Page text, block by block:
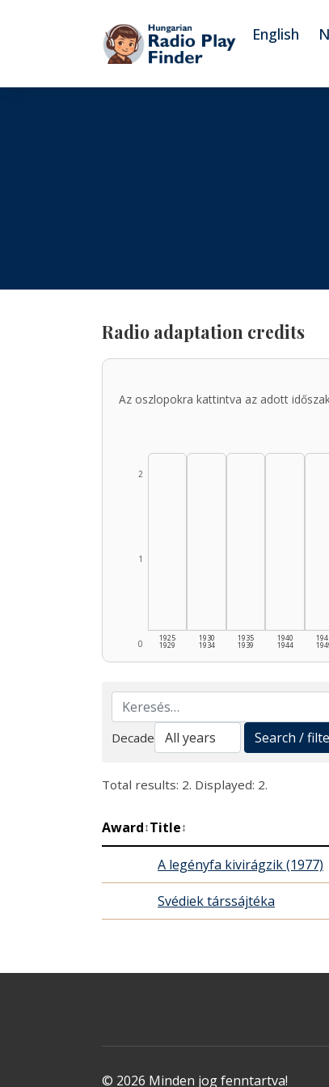
English
Radio adaptation credits
Az oszlopokra kattintva az adott
0
1
2
1925
1929
1930
1934
1935
1939
1940
1944
Search
Decade
Search /
Total results: 2. Displayed: 2.
Award↕Title↕
A legényfa kivirágzik (1977)
Svédiek társsájtéka
© 2026 Minden jog fenntartva!